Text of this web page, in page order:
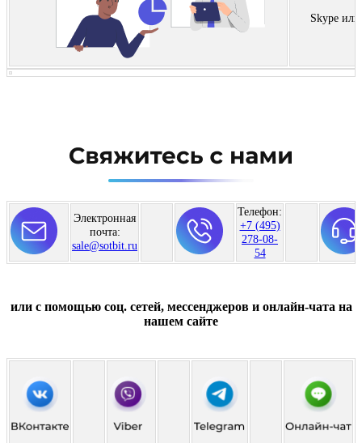
Skype
Электронная
почта:
sale@sotbit.ru
Телефон:
+7 (495)
278-08-
54
или с помощью соц. сетей, мессенджеров и онлайн-чата на
нашем сайте